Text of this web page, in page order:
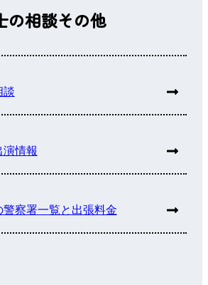
の相談その他
談
演情報
警察署一覧と出張料金